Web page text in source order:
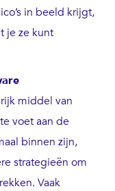
in beeld krijgt,
je ze kunt
middel van
voet aan de
binnen zijn,
strategieën om
Vaak